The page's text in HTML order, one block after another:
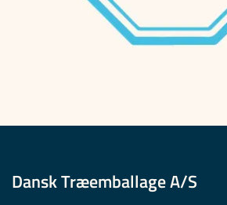
Dansk Træemballage A/S